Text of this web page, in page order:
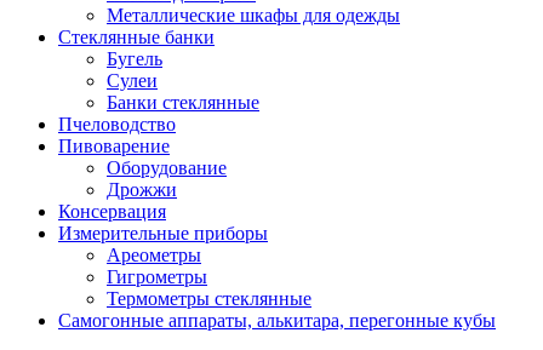
Металлические шкафы для одежды
Стеклянные банки
Бугель
Сулеи
Банки стеклянные
Пчеловодство
Пивоварение
Оборудование
Дрожжи
Консервация
Измерительные приборы
Ареометры
Гигрометры
Термометры стеклянные
Самогонные аппараты, алькитара, перегонные кубы